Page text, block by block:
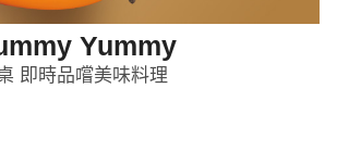
Yummy
即時品嚐美味料理